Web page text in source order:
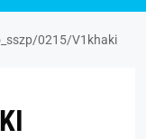
0215/V1khaki